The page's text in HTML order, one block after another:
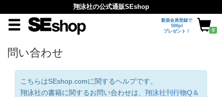
翔泳社の公式通販SEshop
新規会員登録で
500pt
プレゼント！
0
問い合わせ
こちらはSEshop.comに関するヘルプです。
翔泳社の書籍に関するお問い合わせは、 翔泳社刊行物Q＆